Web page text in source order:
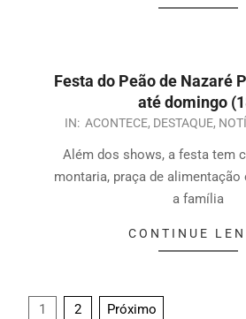
Festa do Peão de Nazaré
até domingo
IN: ACONTECE, DESTAQUE,
Além dos shows, a festa tem
montaria, praça de alimentação
a família
CONTINUE
1 2 Próximo